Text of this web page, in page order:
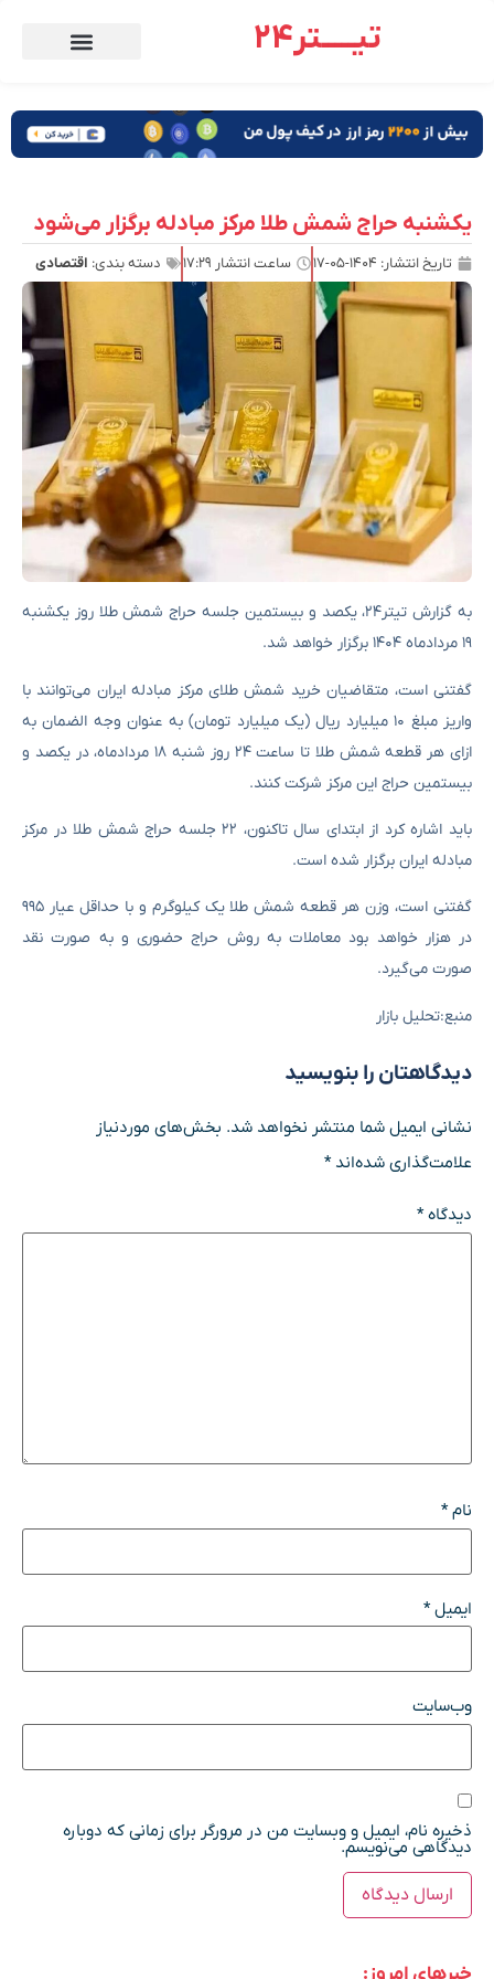
تیـــــتر24
یکشنبه حراج شمش طلا مرکز مبادله برگزار می‌شود
تاریخ انتشار: ۱۴۰۴-۰۵-۱۷ ساعت انتشار ۱۷:۲۹ دسته بندی: اقتصادی
به گزارش تیتر۲۴، یکصد و بیستمین جلسه حراج شمش طلا روز یکشنبه
۱۹ مردادماه ۱۴۰۴ برگزار خواهد شد.
گفتنی است، متقاضیان خرید شمش طلای مرکز مبادله ایران می‌توانند با
واریز مبلغ ۱۰ میلیارد ریال (یک میلیارد تومان) به عنوان وجه الضمان به
ازای هر قطعه شمش طلا تا ساعت ۲۴ روز شنبه ۱۸ مردادماه، در یکصد و
بیستمین حراج این مرکز شرکت کنند.
باید اشاره کرد از ابتدای سال تاکنون، ۲۲ جلسه حراج شمش طلا در مرکز
مبادله ایران برگزار شده است.
گفتنی است، وزن هر قطعه شمش طلا یک کیلوگرم و با حداقل عیار ۹۹۵
در هزار خواهد بود معاملات به روش حراج حضوری و به صورت نقد
صورت می‌گیرد.
منبع:تحلیل بازار
دیدگاهتان را بنویسید
نشانی ایمیل شما منتشر نخواهد شد. بخش‌های موردنیاز
علامت‌گذاری شده‌اند*
دیدگاه*
نام*
ایمیل*
وب‌سایت
ذخیره نام، ایمیل و وبسایت من در مرورگر برای زمانی که دوباره
دیدگاهی می‌نویسم.